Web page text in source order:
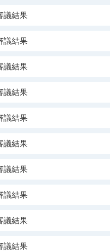
議結果
議結果
議結果
議結果
議結果
議結果
議結果
議結果
議結果
議結果